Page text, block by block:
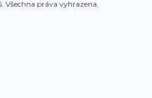
Všechna práva vyhrazena.